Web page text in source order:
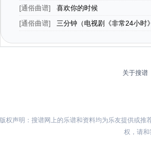
[通俗曲谱] 喜欢你的时候
[通俗曲谱]
三分钟（电视剧《非常24小时
关于搜谱
版权声明：搜谱网上的乐谱和资料均为乐友提供或
权，请和